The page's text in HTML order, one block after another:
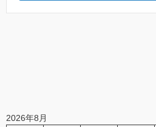
2026年8月